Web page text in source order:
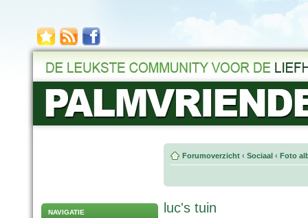
NAVIGATIE
Forumoverzicht ‹ Sociaal ‹ Foto
luc's tuin